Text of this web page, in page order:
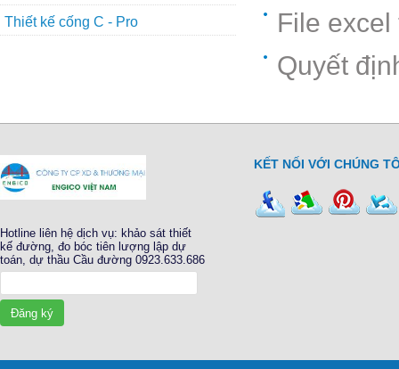
Thiết kế cống C - Pro
File
Quyết
Hotline liên hệ dịch vụ: khảo sát thiết
kế đường, đo bóc tiên lượng lập dự
toán, dự thầu Cầu đường 0923.633.686
Đăng ký
KẾT NỐI VỚI CHÚNG